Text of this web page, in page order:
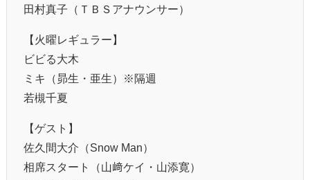
田村真子（ＴＢＳアナウンサー）
【火曜レギュラー】
ビビる大木
ミキ（昴生・亜生）※隔週
若槻千夏
【ゲスト】
佐久間大介（Snow Man）
相席スタート（山﨑ケイ・山添寛）